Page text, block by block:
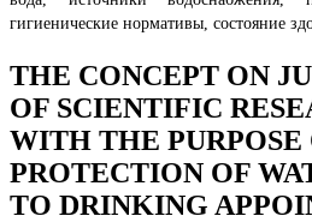
гигиенические нормативы, состояние
THE CONCEPT ON
OF SCIENTIFIC
WITH THE PURPOSE
PROTECTION OF
TO DRINKING